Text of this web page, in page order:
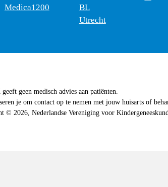
Medica1200
BL
Utrecht
geen medisch advies aan patiënten.
je om contact op te nemen met jouw huisarts of
© 2026, Nederlandse Vereniging voor